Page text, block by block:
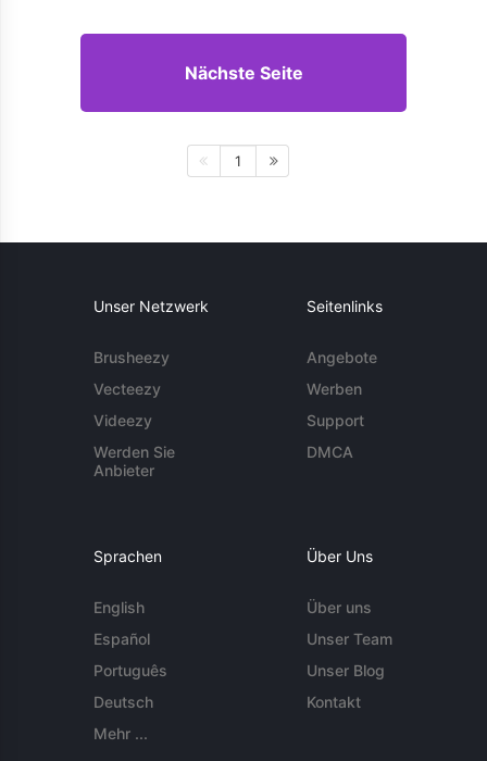
Nächste Seite
1
Unser Netzwerk
Brusheezy
Vecteezy
Videezy
Werden Sie
Anbieter
Seitenlinks
Angebote
Werben
Support
DMCA
Sprachen
English
Español
Português
Deutsch
Mehr ...
Über Uns
Über uns
Unser Team
Unser Blog
Kontakt